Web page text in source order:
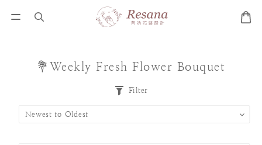
💐Weekly Fresh Flower Bouquet
Filter